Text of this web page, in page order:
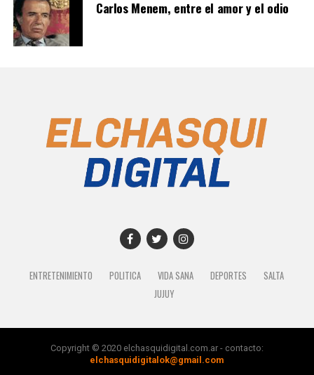
Carlos Menem, entre el amor y el odio
ENTRETENIMIENTO POLITICA VIDA SANA DEPORTES
SALTA
JUJUY
Copyright © 2020 elchasquidigital.com.ar - contacto:
elchasquidigitalok@gmail.com